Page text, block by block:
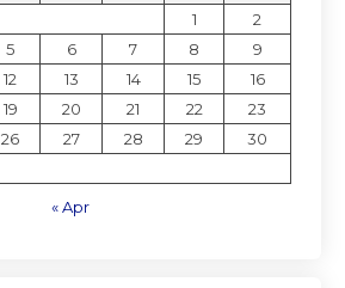
1
2
5 6 7 8
9
12 13 14 15
16
19 20 21 22
23
26 27 28 29
30
« Apr